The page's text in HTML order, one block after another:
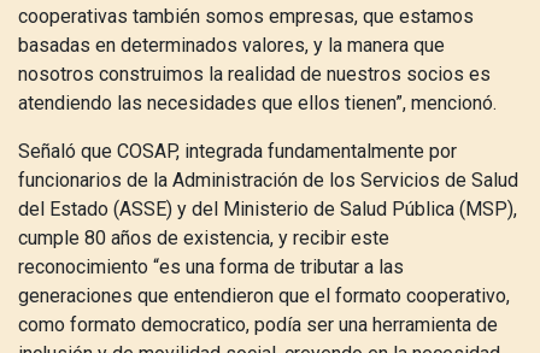
cooperativas también somos empresas, que estamos
basadas en determinados valores, y la manera que
nosotros construimos la realidad de nuestros socios es
atendiendo las necesidades que ellos tienen”, mencionó.
Señaló que COSAP, integrada fundamentalmente por
funcionarios de la Administración de los Servicios de Salud
del Estado (ASSE) y del Ministerio de Salud Pública (MSP),
cumple 80 años de existencia, y recibir este
reconocimiento “es una forma de tributar a las
generaciones que entendieron que el formato cooperativo,
como formato democratico, podía ser una herramienta de